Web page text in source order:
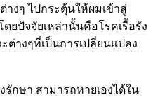
างๆ ไปกระตุ้นให้ผมเข้าสู่
ยปัจจัยเหล่านั้นคือโรคเรื้อรัง
ต่างๆที่เป็นการเปลี่ยนแปลง
กษา สามารถหายเองได้ใน